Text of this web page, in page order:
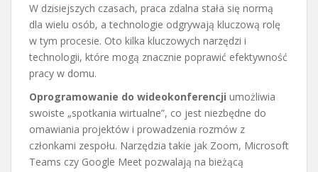
W dzisiejszych czasach, praca zdalna stała się normą
dla wielu osób, a technologie odgrywają kluczową rolę
w tym procesie. Oto kilka kluczowych narzędzi i
technologii, które mogą znacznie poprawić efektywność
pracy w domu.
Oprogramowanie do wideokonferencji umożliwia
swoiste „spotkania wirtualne”, co jest niezbędne do
omawiania projektów i prowadzenia rozmów z
członkami zespołu. Narzędzia takie jak Zoom, Microsoft
Teams czy Google Meet pozwalają na bieżącą